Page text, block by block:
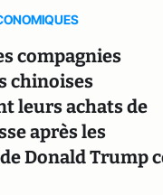
compagnies
chinoises
leurs achats de
après les
Donald Trump